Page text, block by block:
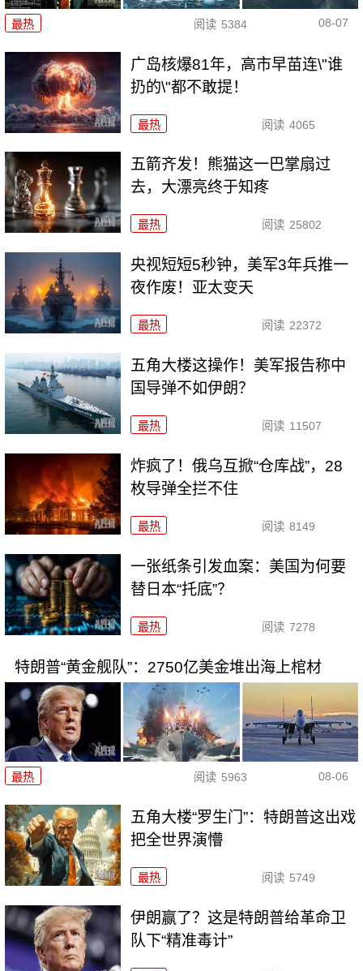
最热 阅读 5384 08-07
广岛核爆81年，高市早苗连\"谁
扔的\"都不敢提！
最热 阅读 4065
五箭齐发！熊猫这一巴掌扇过
去，大漂亮终于知疼
最热 阅读 25802
央视短短5秒钟，美军3年兵推一
夜作废！亚太变天
最热 阅读 22372
五角大楼这操作！美军报告称中
国导弹不如伊朗？
最热 阅读 11507
炸疯了！俄乌互掀“仓库战”，28
枚导弹全拦不住
最热 阅读 8149
一张纸条引发血案：美国为何要
替日本“托底”？
最热 阅读 7278
特朗普“黄金舰队”：2750亿美金堆出海上棺材
最热 阅读 5963 08-06
五角大楼“罗生门”：特朗普这出戏
把全世界演懵
最热 阅读 5749
伊朗赢了？这是特朗普给革命卫
队下“精准毒计”